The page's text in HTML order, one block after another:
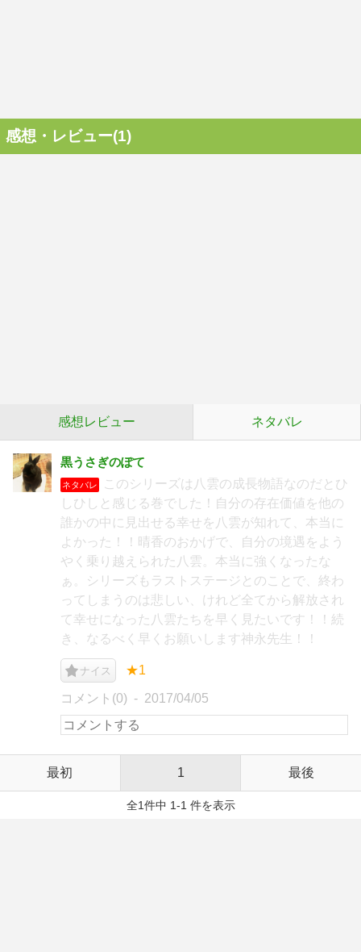
感想・レビュー(1)
感想レビュー ネタバレ
黒うさぎのぽて
ネタバレ
このシリーズは八雲の成長物語なのだとひ
しひしと感じる巻でした！自分の存在価値を他の
誰かの中に見出せる幸せを八雲が知れて、本当に
よかった！！晴香のおかげで、自分の境遇をよう
やく乗り越えられた八雲。本当に強くなったな
ぁ。シリーズもラストステージとのことで、終わ
ってしまうのは悲しい、けれど全てから解放され
て幸せになった八雲たちを早く見たいです！！続
き、なるべく早くお願いします神永先生！！
ナイス ★1
コメント(0) 2017/04/05
最初 1 最後
全1件中 1-1 件を表示